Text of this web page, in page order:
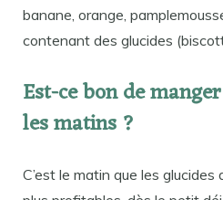
banane, orange,
contenant des glucides
Est-ce bon de
les matins ?
C’est le matin que les